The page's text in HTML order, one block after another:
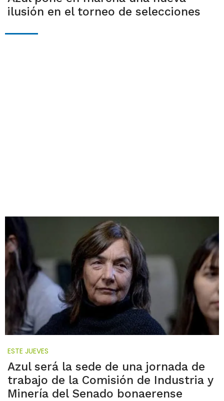
ilusión en el torneo de selecciones
ESTE JUEVES
Azul será la sede de una jornada de
trabajo de la Comisión de Industria y
Minería del Senado bonaerense